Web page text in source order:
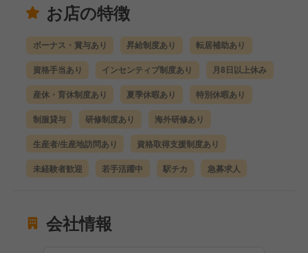
お店の特徴
ボーナス・賞与あり 昇給制度あり 転居補助あり
資格手当あり インセンティブ制度あり 月8日以上休み
産休・育休制度あり 夏季休暇あり 特別休暇あり
制服貸与 研修制度あり 海外研修あり
生産者/生産地訪問あり 資格取得支援制度あり
未経験者歓迎 若手活躍中 駅チカ 急募求人
会社情報